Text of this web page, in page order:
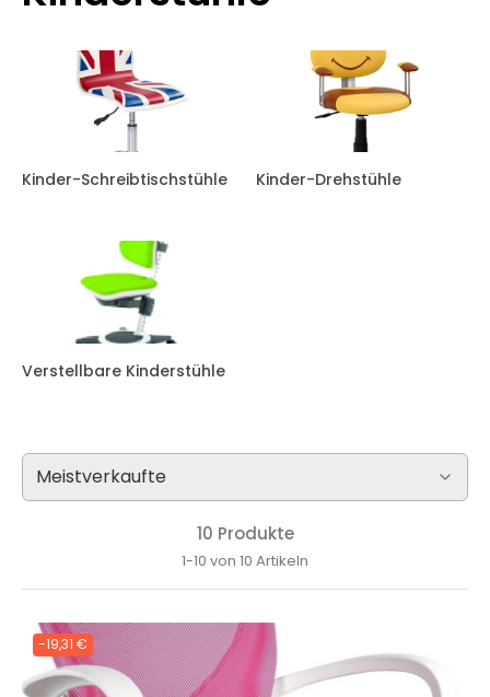
Kinder-Schreibtischstühle Kinder-Drehstühle
Verstellbare Kinderstühle
10 Produkte
1-10 von 10 Artikeln
-19,31 €